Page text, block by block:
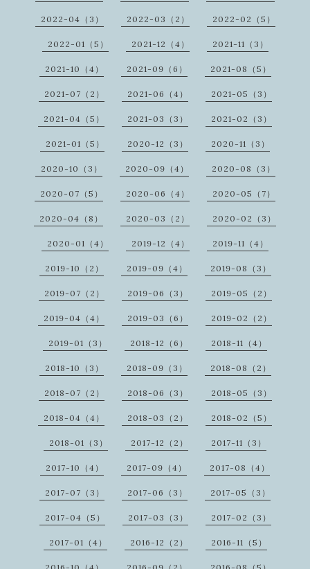
2022-04（3） 2022-03（2） 2022-02（5）
2022-01（5） 2021-12（4） 2021-11（3）
2021-10（4） 2021-09（6） 2021-08（5）
2021-07（2） 2021-06（4） 2021-05（3）
2021-04（5） 2021-03（3） 2021-02（3）
2021-01（5） 2020-12（3） 2020-11（3）
2020-10（3） 2020-09（4） 2020-08（3）
2020-07（5） 2020-06（4） 2020-05（7）
2020-04（8） 2020-03（2） 2020-02（3）
2020-01（4） 2019-12（4） 2019-11（4）
2019-10（2） 2019-09（4） 2019-08（3）
2019-07（2） 2019-06（3） 2019-05（2）
2019-04（4） 2019-03（6） 2019-02（2）
2019-01（3） 2018-12（6） 2018-11（4）
2018-10（3） 2018-09（3） 2018-08（2）
2018-07（2） 2018-06（3） 2018-05（3）
2018-04（4） 2018-03（2） 2018-02（5）
2018-01（3） 2017-12（2） 2017-11（3）
2017-10（4） 2017-09（4） 2017-08（4）
2017-07（3） 2017-06（3） 2017-05（3）
2017-04（5） 2017-03（3） 2017-02（3）
2017-01（4） 2016-12（2） 2016-11（5）